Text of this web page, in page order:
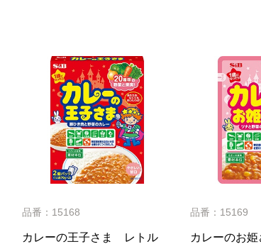
品番：15168
カレーの王子さま レトル
品番：15169
カレーのお